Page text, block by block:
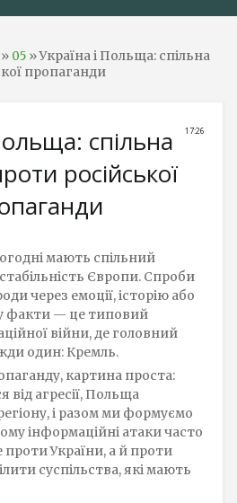
» 05 » Україна і Польща: спільна
пропаганди
17:26
спільна
російської
мають спільний
Європи. Спроби
через емоції, історію або
факти — це типовий
війни, де головний
один: Кремль.
картина проста:
від агресії, Польща
і разом ми формуємо
інформаційні атаки часто
України, а й проти
суспільства, які мають